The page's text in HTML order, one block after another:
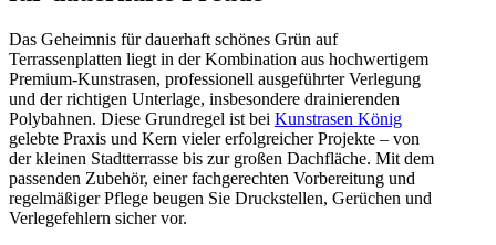
Das Geheimnis für dauerhaft schönes Grün auf
Terrassenplatten liegt in der Kombination aus hochwertigem
Premium-Kunstrasen, professionell ausgeführter Verlegung
und der richtigen Unterlage, insbesondere drainierenden
Polybahnen. Diese Grundregel ist bei Kunstrasen König
gelebte Praxis und Kern vieler erfolgreicher Projekte – von
der kleinen Stadtterrasse bis zur großen Dachfläche. Mit dem
passenden Zubehör, einer fachgerechten Vorbereitung und
regelmäßiger Pflege beugen Sie Druckstellen, Gerüchen und
Verlegefehlern sicher vor.